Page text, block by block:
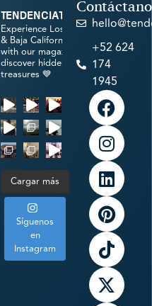
tendenciatravel
Experience Los Cabos
& Baja California Sur
with our magazine &
discover hidden
treasures 💙
Cargar más
Síguenos
en
Instagram
+52 624
174
1945